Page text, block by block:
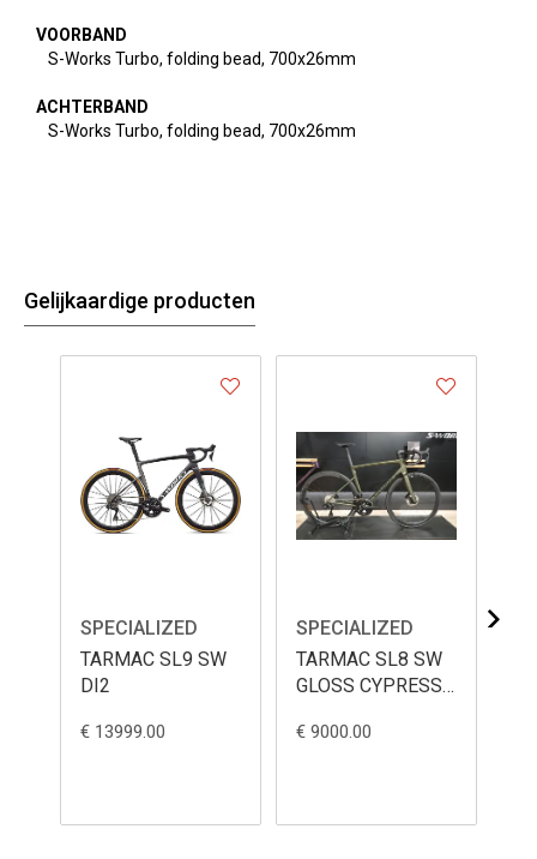
VOORBAND
S-Works Turbo, folding bead, 700x26mm
ACHTERBAND
S-Works Turbo, folding bead, 700x26mm
Gelijkaardige producten
SPECIALIZED
TARMAC SL9 SW
DI2
€ 13999.00
SPECIALIZED
TARMAC SL8 SW
GLOSS CYPRESS
€ 9000.00